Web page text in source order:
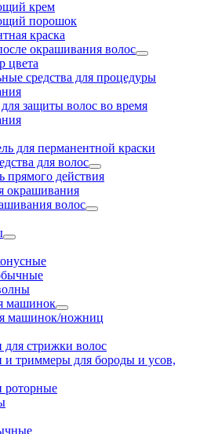
крем
порошок
краска
окрашивания волос
цвета
средства для процедуры
защиты волос во время
для перманентной краски
для волос
прямого действия
окрашивания
волос
машинок
машинок/ножниц
стрижки волос
триммеры для бороды и усов,